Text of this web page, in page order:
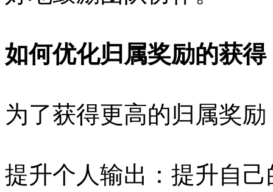
如何优化归属奖励的获得
为了获得更高的归属奖
提升个人输出：提升自